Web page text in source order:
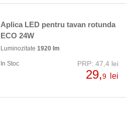
Aplica LED pentru tavan rotunda
ECO 24W
Luminozitate 1920 lm
In Stoc PRP: 47,4 lei
29,9 lei